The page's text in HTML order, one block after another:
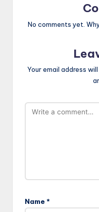
No comments yet.
Your email address
Name *